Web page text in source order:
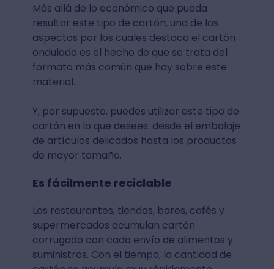
Más allá de lo económico que pueda
resultar este tipo de cartón, uno de los
aspectos por los cuales destaca el cartón
ondulado es el hecho de que se trata del
formato más común que hay sobre este
material.
Y, por supuesto, puedes utilizar este tipo de
cartón en lo que desees: desde el embalaje
de artículos delicados hasta los productos
de mayor tamaño.
Es fácilmente reciclable
Los restaurantes, tiendas, bares, cafés y
supermercados acumulan cartón
corrugado con cada envío de alimentos y
suministros. Con el tiempo, la cantidad de